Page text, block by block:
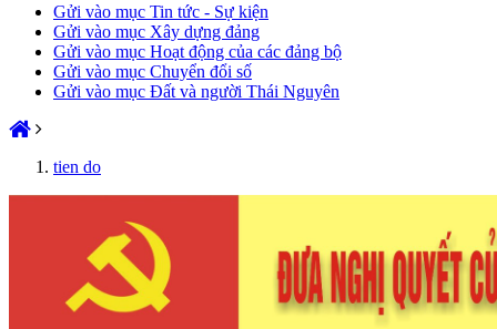
Gửi vào mục Tin tức - Sự kiện
Gửi vào mục Xây dựng đảng
Gửi vào mục Hoạt động của các đảng bộ
Gửi vào mục Chuyển đổi số
Gửi vào mục Đất và người Thái Nguyên
tien do